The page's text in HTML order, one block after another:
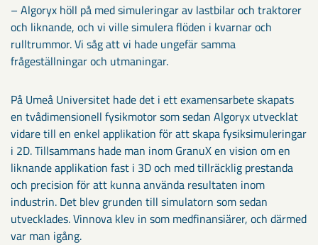
– Algoryx höll på med simuleringar av lastbilar och traktorer
och liknande, och vi ville simulera flöden i kvarnar och
rulltrummor. Vi såg att vi hade ungefär samma
frågeställningar och utmaningar.
På Umeå Universitet hade det i ett examensarbete skapats
en tvådimensionell fysikmotor som sedan Algoryx utvecklat
vidare till en enkel applikation för att skapa fysiksimuleringar
i 2D. Tillsammans hade man inom GranuX en vision om en
liknande applikation fast i 3D och med tillräcklig prestanda
och precision för att kunna använda resultaten inom
industrin. Det blev grunden till simulatorn som sedan
utvecklades. Vinnova klev in som medfinansiärer, och därmed
var man igång.